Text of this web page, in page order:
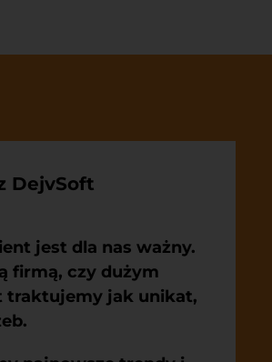
DejvSoft
jest dla nas ważny.
firmą, czy dużym
traktujemy jak unikat,